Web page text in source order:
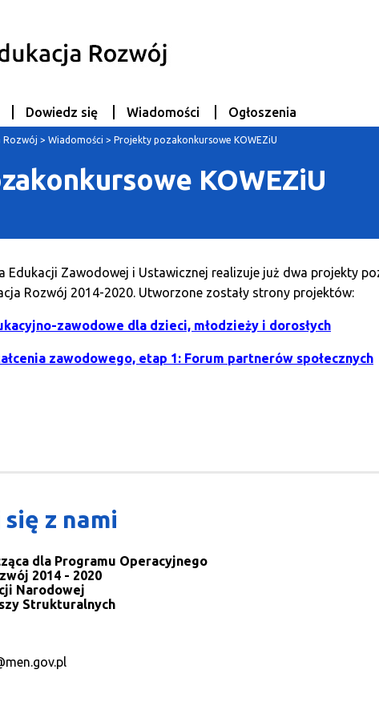
Dowiedz się Wiadomości Ogłoszenia
Rozwój > Wiadomości > Projekty pozakonkursowe KOWEZiU
KOWEZiU
Edukacji Zawodowej i Ustawicznej realizuje już dwa projekty
Rozwój 2014-2020. Utworzone zostały strony projektów:
zawodowe dla dzieci, młodzieży i dorosłych
zawodowego, etap 1: Forum partnerów społecznych
z nami
dla Programu Operacyjnego
2014 - 2020
Narodowej
Strukturalnych